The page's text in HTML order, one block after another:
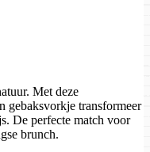
Met deze
gebaksvorkje transformeer
De perfecte match voor
brunch.